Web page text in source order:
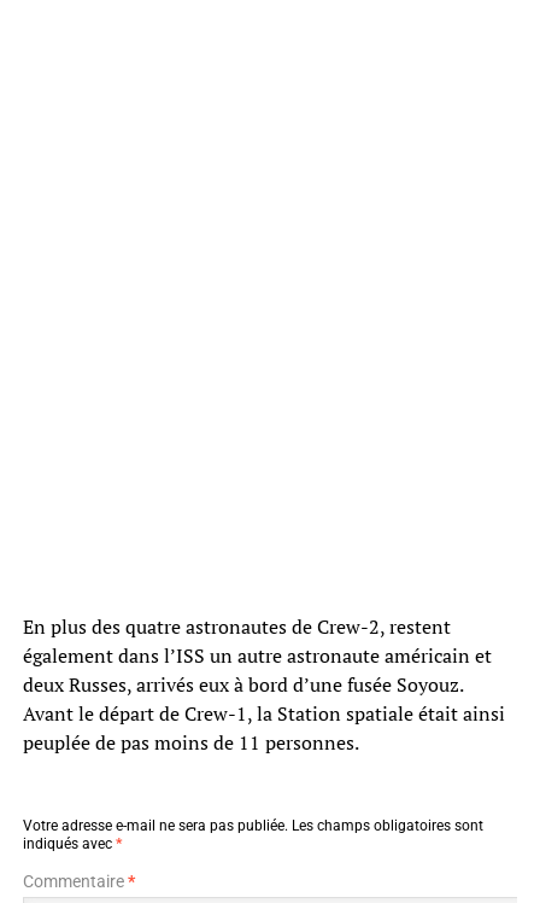
En plus des quatre astronautes de Crew-2, restent
également dans l’ISS un autre astronaute américain et
deux Russes, arrivés eux à bord d’une fusée Soyouz.
Avant le départ de Crew-1, la Station spatiale était ainsi
peuplée de pas moins de 11 personnes.
Votre adresse e-mail ne sera pas publiée. Les champs obligatoires sont
indiqués avec *
Commentaire*